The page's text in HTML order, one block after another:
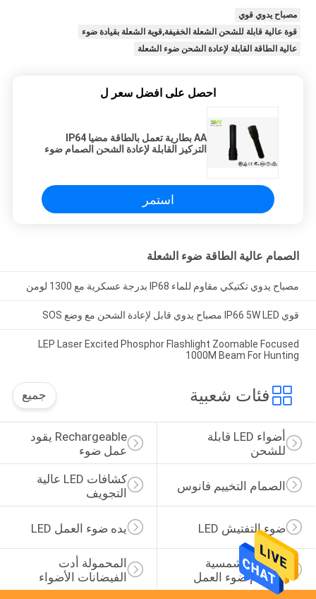
مصباح يدوي قوي
قوة عالية قابلة للشحن الشعلة الخفيفة,قوية الشعلة بقيادة ضوء
عالية الطاقة القابلة لإعادة الشحن ضوء الشعلة
احصل على افضل سعر ل
AA بطارية تعمل بالطاقة مضيا IP64
التركيز القابلة لإعادة الشحن الصمام ضوء
استمر
الصمام عالية الطاقة ضوء الشعلة
مصباح يدوي تكتيكي مقاوم للماء IP68 بدرجة عسكرية مع 1300 لومن
قوي IP66 5W LED مصباح يدوي قابل لإعادة الشحن مع وضع SOS
LEP Laser Excited Phosphor Flashlight Zoomable Focused
1000M Beam For Hunting
فئات شعبية جميع
Rechargeable يقود
عمل ضوء
أضواء LED قابلة
للشحن
كشافات LED عالية
التجويف
الصمام التخييم فانوس
يده ضوء العمل LED ضوء التفتيش LED
المحمولة أدت
الفيضانات الأضواء
الطاقة الشمسية
الصمام ضوء العمل